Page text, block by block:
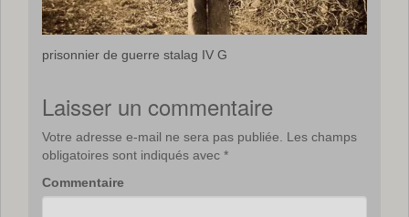
prisonnier de guerre stalag IV G
Laisser un commentaire
Votre adresse e-mail ne sera pas publiée. Les champs
obligatoires sont indiqués avec *
Commentaire